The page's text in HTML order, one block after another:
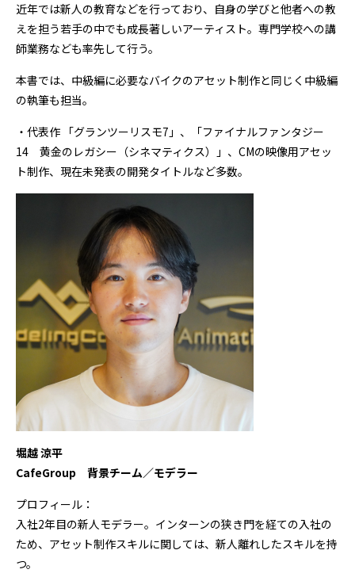
近年では新人の教育などを行っており、自身の学びと他者への教
えを担う若手の中でも成長著しいアーティスト。専門学校への講
師業務なども率先して行う。
本書では、中級編に必要なバイクのアセット制作と同じく中級編
の執筆も担当。
・代表作 「グランツーリスモ7」、「ファイナルファンタジー
14 黄金のレガシー（シネマティクス）」、CMの映像用アセッ
ト制作、現在未発表の開発タイトルなど多数。
堀越 涼平
CafeGroup 背景チーム／モデラー
プロフィール：
入社2年目の新人モデラー。インターンの狭き門を経ての入社の
ため、アセット制作スキルに関しては、新人離れしたスキルを持
つ。